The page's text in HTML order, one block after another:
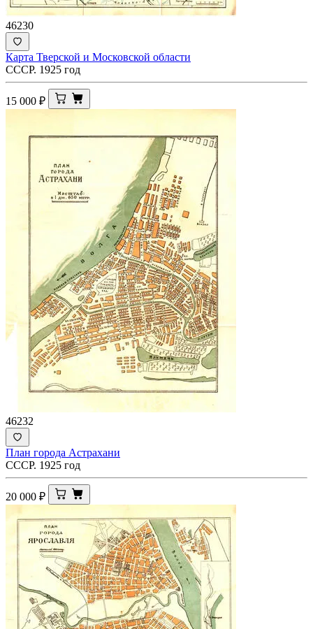
46230
Карта Тверской и Московской области
СССР. 1925 год
15 000 ₽
46232
План города Астрахани
СССР. 1925 год
20 000 ₽